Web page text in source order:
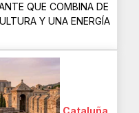
QUE COMBINA DE
Y UNA ENERGÍA
Cataluña